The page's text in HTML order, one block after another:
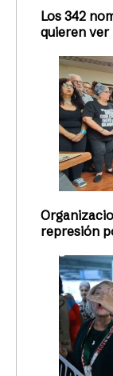
Los 342
quieren ver
represión